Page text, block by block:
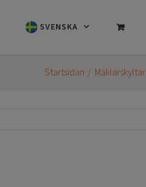
SVENSKA
Startsidan Mäklarskyltar